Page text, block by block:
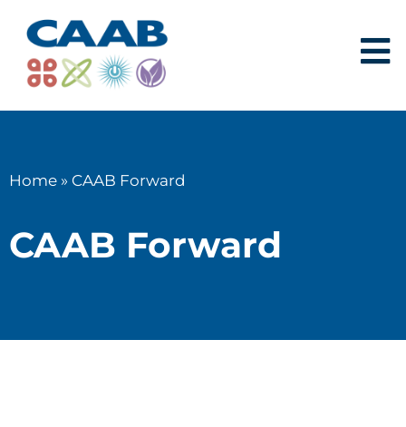
Home » CAAB Forward
CAAB Forward